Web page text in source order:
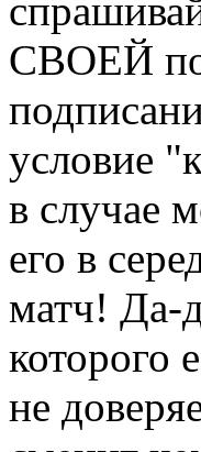
СВОЕЙ
условие
в случае
его в
матч! Да-
которого
не